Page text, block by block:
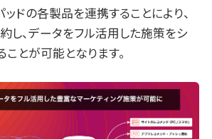
ドの各製品を連携することにより、
し、データをフル活用した施策をシ
とが可能となります。